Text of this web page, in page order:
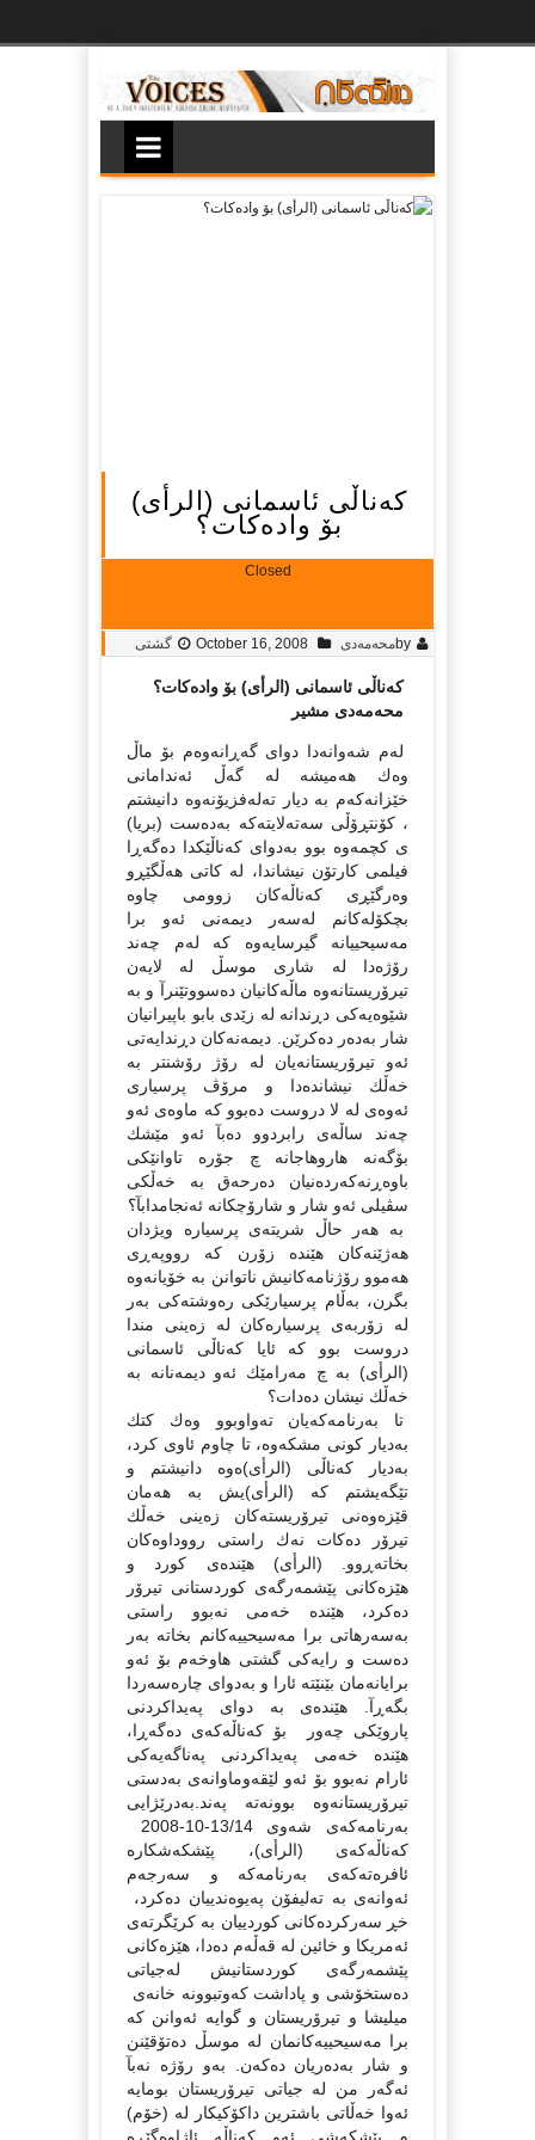
كەناڵى ئاسمانى (الرأی)
بۆ وادەكات؟
Closed
byمحه‌مه‌دی October 16, 2008 گشتی
كەناڵى ئاسمانى (الرأی) بۆ وادەكات؟
محەمەدى مشیر
لەم شەوانەدا دواى گەڕانەوەم بۆ ماڵ
وەك هەمیشە لە گەڵ ئەندامانى
خێزانەكەم بە دیار تەلەفزیۆنەوە دانیشتم
، كۆنتڕۆڵى سەتەلایتەكە بەدەست (بریا)
ى كچمەوە بوو بەدواى كەناڵێكدا دەگەڕا
فیلمى كارتۆن نیشاندا، لە كاتى هەڵگێڕو
وەرگێڕى كەناڵەكان زوومى چاوە
بچكۆلەكانم لەسەر دیمەنى ئەو برا
مەسیحییانە گیرسایەوە كە لەم چەند
رۆژەدا لە شارى موسڵ لە لایەن
تیرۆریستانەوە ماڵەكانیان دەسووتێنرآ و بە
شێوەیەكى دڕندانە لە زێدى بابو باپیرانیان
شار بەدەر دەكرێن. دیمەنەكان دڕندایەتى
ئەو تیرۆریستانەیان لە رۆژ رۆشنتر بە
خەڵك نیشاندەدا و مرۆڤ پرسیارى
ئەوەى لە لا دروست دەبوو كە ماوەى ئەو
چەند ساڵەى رابردوو دەبآ ئەو مێشك
بۆگەنە هاروهاجانە چ جۆرە تاوانێكی
باوەڕنەكەردەنیان دەرحەق بە خەڵكى
سڤیلى ئەو شار و شارۆچكانە ئەنجامدابآ؟
بە هەر حاڵ شریتەى پرسیارە ویژدان
هەژێنەكان هێندە زۆرن كە رووپەڕى
هەموو رۆژنامەكانیش ناتوانن بە خۆیانەوە
بگرن، بەڵام پرسیارێكى رەوشتەكى بەر
لە زۆربەى پرسیارەكان لە زەینى مندا
دروست بوو كە ئایا كەناڵى ئاسمانى
(الرأی) بە چ مەرامێك ئەو دیمەنانە بە
خەڵك نیشان دەدات؟
تا بەرنامەكەیان تەواوبوو وەك كتك
بەدیار كونى مشكەوە، تا چاوم ئاوى كرد،
بەدیار كەناڵى (الرأی)ەوە دانیشتم و
تێگەیشتم كە (الرأی)یش بە هەمان
قێزەوەنى تیرۆریستەكان زەینى خەڵك
تیرۆر دەكات نەك راستى رووداوەكان
بخاتەڕوو. (الرأی) هێندەى كورد و
هێزەكانى پێشمەرگەى كوردستانى تیرۆر
دەكرد، هێندە خەمى نەبوو راستى
بەسەرهاتى برا مەسیحییەكانم بخاتە بەر
دەست و رایەكى گشتى هاوخەم بۆ ئەو
برایانەمان بێنێتە ئارا و بەدواى چارەسەردا
بگەڕآ. هێندەى بە دواى پەیداكردنى
پاروێكى چەور بۆ كەناڵەكەى دەگەڕا،
هێندە خەمى پەیداكردنى پەناگەیەكى
ئارام نەبوو بۆ ئەو لێقەوماوانەى بەدستى
تیرۆریستانەوە بوونەتە پەند.بەدرێژایى
كەناڵەكەی (الرأی)، پێشكەشكارە
ئافرەتەكەى بەرنامەكە و سەرجەم
ئەوانەى بە تەلیفۆن پەیوەندییان دەكرد،
خڕ سەركردەكانى كوردییان بە كرێگرتەى
ئەمریكا و خائین لە قەڵەم دەدا، هێزەكانى
پێشمەرگەى كوردستانیش لەجیاتى
دەستخۆشى و پاداشت كەوتبوونە خانەى
میلیشا و تیرۆریستان و گوایە ئەوانن كە
برا مەسیحییەكانمان لە موسڵ دەتۆقێنن
و شار بەدەریان دەكەن. بەو رۆژە نەبآ
ئەگەر من لە جیاتى تیرۆریستان بومایە
ئەوا خەڵاتى باشترین داكۆكیكار لە (خۆم)